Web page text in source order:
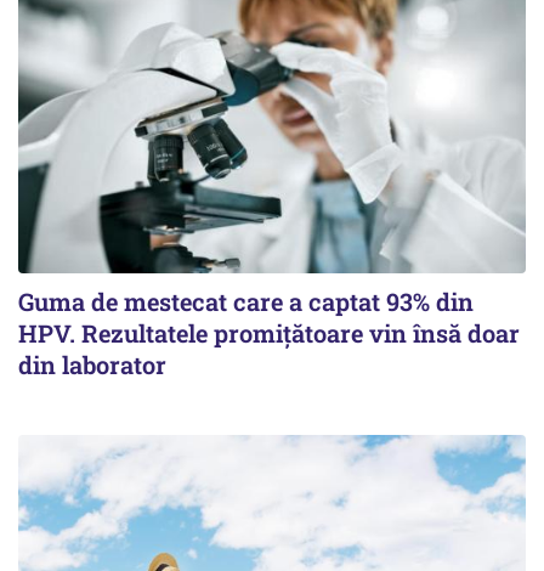
Guma de mestecat care a captat 93% din
HPV. Rezultatele promițătoare vin însă doar
din laborator